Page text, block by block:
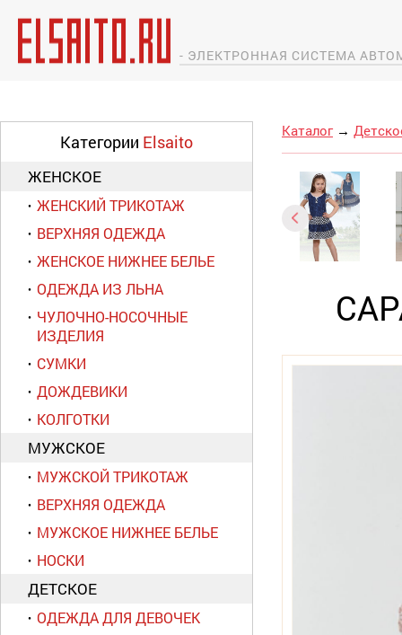
- ЭЛЕКТРОННАЯ СИСТЕМА
Категории Elsaito
ЖЕНСКОЕ
ЖЕНСКИЙ ТРИКОТАЖ
ВЕРХНЯЯ ОДЕЖДА
ЖЕНСКОЕ НИЖНЕЕ БЕЛЬЕ
ОДЕЖДА ИЗ ЛЬНА
ЧУЛОЧНО-НОСОЧНЫЕ
ИЗДЕЛИЯ
СУМКИ
ДОЖДЕВИКИ
КОЛГОТКИ
МУЖСКОЕ
МУЖСКОЙ ТРИКОТАЖ
ВЕРХНЯЯ ОДЕЖДА
МУЖСКОЕ НИЖНЕЕ БЕЛЬЕ
НОСКИ
ДЕТСКОЕ
ОДЕЖДА ДЛЯ ДЕВОЧЕК
Каталог →